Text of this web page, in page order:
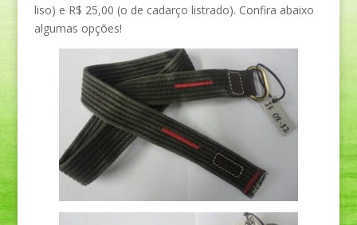
liso) e R$ 25,00 (o de cadarço listrado). Confira abaixo
algumas opções!